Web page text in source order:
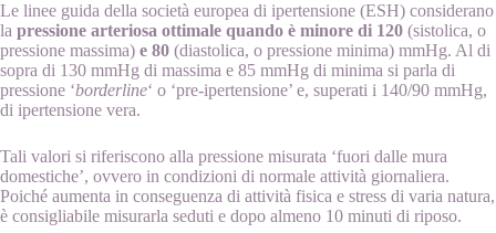
Le linee guida della società europea di ipertensione (ESH) considerano
la pressione arteriosa ottimale quando è minore di 120 (sistolica, o
pressione massima) e 80 (diastolica, o pressione minima) mmHg. Al di
sopra di 130 mmHg di massima e 85 mmHg di minima si parla di
pressione ‘borderline‘ o ‘pre-ipertensione’ e, superati i 140/90 mmHg,
di ipertensione vera.
Tali valori si riferiscono alla pressione misurata ‘fuori dalle mura
domestiche’, ovvero in condizioni di normale attività giornaliera.
Poiché aumenta in conseguenza di attività fisica e stress di varia natura,
è consigliabile misurarla seduti e dopo almeno 10 minuti di riposo.